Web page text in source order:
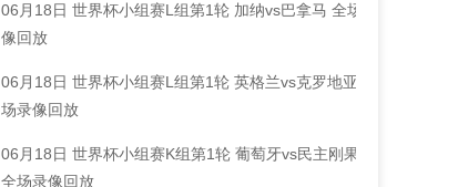
06月18日 世界杯小组赛L组第1轮 加纳vs巴拿马 全场录
像回放
06月18日 世界杯小组赛L组第1轮 英格兰vs克罗地亚 全
场录像回放
06月18日 世界杯小组赛K组第1轮 葡萄牙vs民主刚果
全场录像回放